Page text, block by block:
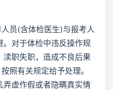
(含体检医生)与报考人
。对于体检中违反操作规
职失职，造成不良后果
照有关规定给予处理。
虚作假或者隐瞒真实情